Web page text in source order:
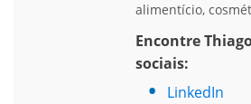
alimentício,
Encontre
sociais:
LinkedIn